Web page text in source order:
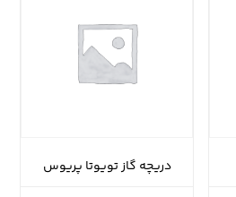
دریچه گاز تویوتا پریوس